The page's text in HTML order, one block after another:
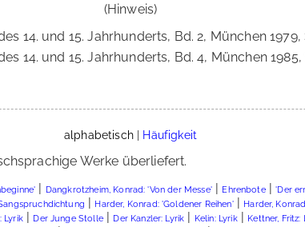
(Hinweis)
14. und 15. Jahrhunderts, Bd. 2, München 1979,
14. und 15. Jahrhunderts, Bd. 4, München 1985,
alphabetisch| Häufigkeit
Werke überliefert.
| Dangkrotzheim, Konrad: 'Von der Messe'| Ehrenbote|'Der
| Harder, Konrad: 'Goldener Reihen'| Harder,
Lyrik| Der Junge Stolle| Der Kanzler: Lyrik | Kelin: Lyrik| Kettner, Fritz: